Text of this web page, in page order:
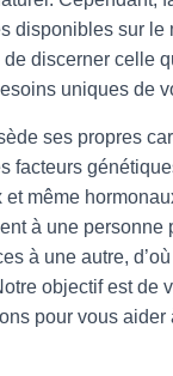
disponibles sur le
de discerner celle
uniques de
ses propres
facteurs
même
à une personne
à une autre,
objectif est de
pour vous